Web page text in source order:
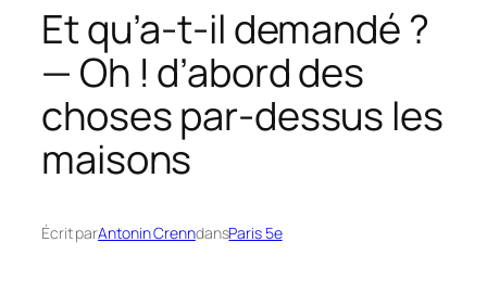
Et qu’a-t-il demandé ?
— Oh ! d’abord des
choses par-dessus les
maisons
Écrit parAntonin CrenndansParis 5e